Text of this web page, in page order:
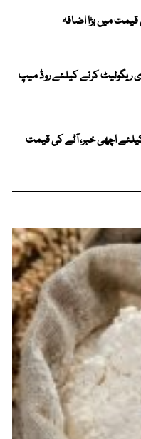
میں بڑا اضافہ
کرنے کیلئے روڈ میپ
اچھی خبر، آٹے کی قیمت